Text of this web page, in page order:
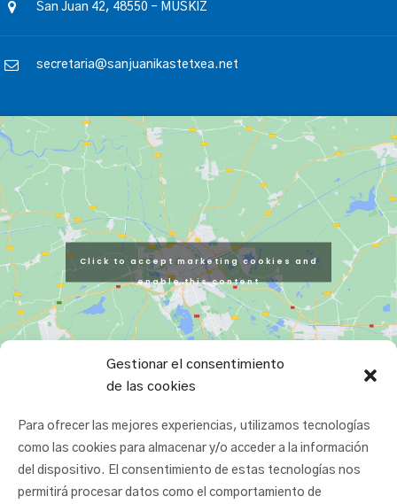
Gestionar el consentimiento
de las cookies
Para ofrecer las mejores experiencias, utilizamos tecnologías
como las cookies para almacenar y/o acceder a la información
del dispositivo. El consentimiento de estas tecnologías nos
permitirá procesar datos como el comportamiento de
San Juan 42, 48550 – MUSKIZ
secretaria@sanjuanikastetxea.net
Click to accept marketing cookies and
enable this content